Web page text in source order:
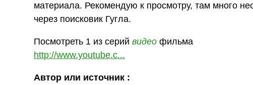
материала. Рекомендую к просмотру, там много
через поисковик Гугла.
Посмотреть 1 из серийвидео фильма
http://www.youtube.c...
Автор или источник :